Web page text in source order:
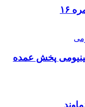
۱۶
پخش عمده